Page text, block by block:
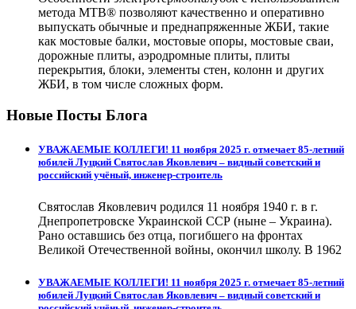
метода МТВ® позволяют качественно и оперативно
выпускать обычные и преднапряженные ЖБИ, такие
как мостовые балки, мостовые опоры, мостовые сваи,
дорожные плиты, аэродромные плиты, плиты
перекрытия, блоки, элементы стен, колонн и других
ЖБИ, в том числе сложных форм.
Новые Посты Блога
УВАЖАЕМЫЕ КОЛЛЕГИ! 11 ноября 2025 г. отмечает 85-летний
юбилей Луцкий Святослав Яковлевич – видный советский и
российский учёный, инженер-строитель
Святослав Яковлевич родился 11 ноября 1940 г. в г.
Днепропетровске Украинской ССР (ныне – Украина).
Рано оставшись без отца, погибшего на фронтах
Великой Отечественной войны, окончил школу. В 1962
УВАЖАЕМЫЕ КОЛЛЕГИ! 11 ноября 2025 г. отмечает 85-летний
юбилей Луцкий Святослав Яковлевич – видный советский и